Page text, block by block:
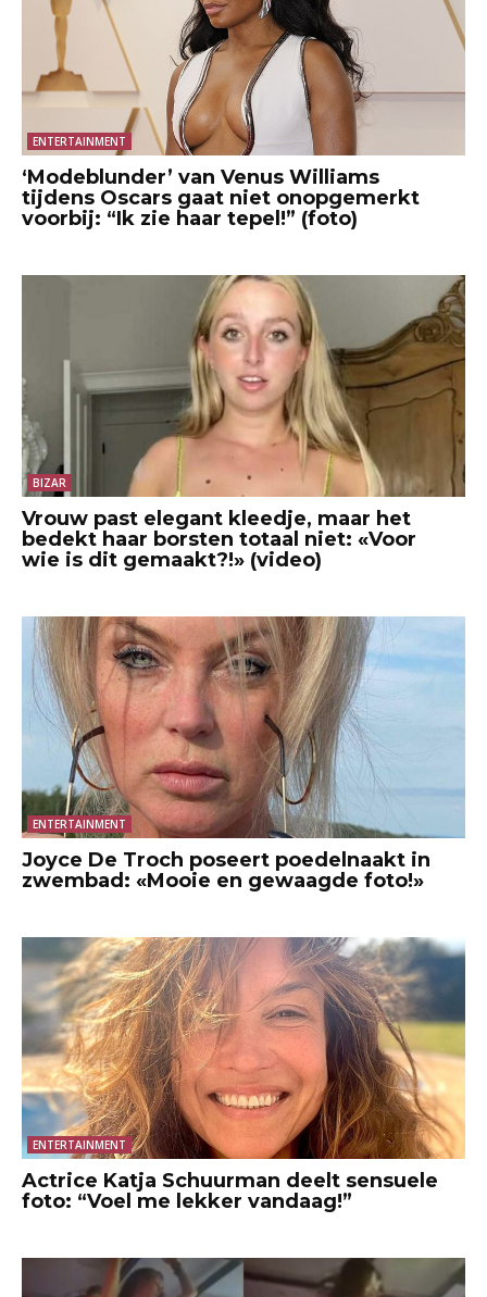
ENTERTAINMENT
‘Modeblunder’ van Venus Williams
tijdens Oscars gaat niet onopgemerkt
voorbij: “Ik zie haar tepel!” (foto)
BIZAR
Vrouw past elegant kleedje, maar het
bedekt haar borsten totaal niet: «Voor
wie is dit gemaakt?!» (video)
ENTERTAINMENT
Joyce De Troch poseert poedelnaakt in
zwembad: «Mooie en gewaagde foto!»
ENTERTAINMENT
Actrice Katja Schuurman deelt sensuele
foto: “Voel me lekker vandaag!”